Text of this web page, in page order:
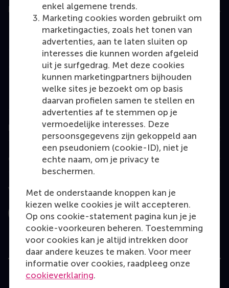
enkel algemene trends.
Marketing cookies worden gebruikt om
marketingacties, zoals het tonen van
advertenties, aan te laten sluiten op
interesses die kunnen worden afgeleid
uit je surfgedrag. Met deze cookies
kunnen marketingpartners bijhouden
welke sites je bezoekt om op basis
daarvan profielen samen te stellen en
advertenties af te stemmen op je
vermoedelijke interesses. Deze
persoonsgegevens zijn gekoppeld aan
een pseudoniem (cookie-ID), niet je
echte naam, om je privacy te
beschermen.
Met de onderstaande knoppen kan je
kiezen welke cookies je wilt accepteren.
Op ons cookie-statement pagina kun je je
cookie-voorkeuren beheren. Toestemming
voor cookies kan je altijd intrekken door
daar andere keuzes te maken. Voor meer
informatie over cookies, raadpleeg onze
cookieverklaring.
Education
Bachelor
Executive Education
Programme finder
Information for
Contact
Volg ons
InstagramLinkedInFacebookYouTube
X Bluesky